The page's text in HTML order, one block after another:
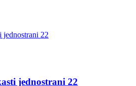
jednostrani 22